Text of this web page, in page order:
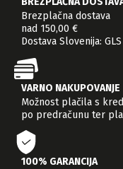
Brezplačna dostava
nad 150,00 €
Dostava Slovenija:
VARNO NAKUPOVANJE
Možnost plačila s
po predračunu ter
100% GARANCIJA